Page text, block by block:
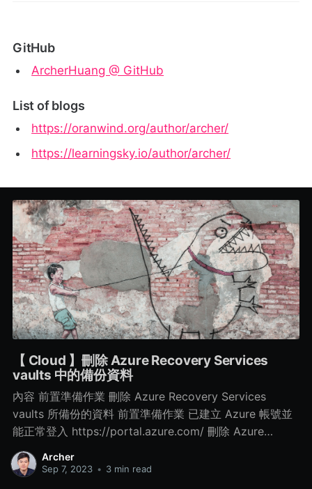
GitHub
ArcherHuang @ GitHub
List of blogs
https://oranwind.org/author/archer/
https://learningsky.io/author/archer/
【 Cloud 】刪除 Azure Recovery Services
vaults 中的備份資料
內容 前置準備作業 刪除 Azure Recovery Services
vaults 所備份的資料 前置準備作業 已建立 Azure 帳號並
能正常登入 https://portal.azure.com/ 刪除 Azure
Recovery Services vaults 所備份的資料 Step 1. 點選所
建立的 Azure Recovery Services vaults 服務 > 再點選
Archer
Sep 7, 2023 • 3 min read